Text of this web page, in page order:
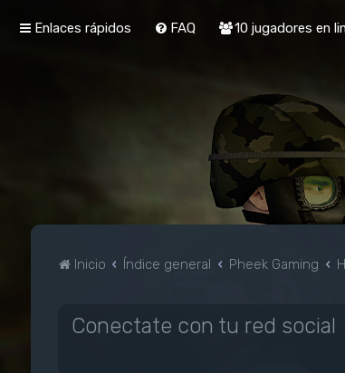
Enlaces rápidos FAQ 10 jugadores en
Inicio Índice general Pheek Gaming
Conectate con tu red social